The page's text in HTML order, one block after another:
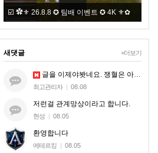
☑️ ✿⚜ 26.8.8 ✪ 팀배 이벤트 ✪ 4K ⚜✿
+더보기
새댓글
글을 이제야봣네요. 쟁혈은 아무혈이나 해드리는게 아니라. 지엠한테 오셔서 본케 5명맞는지 확인받으시는거세요.
최고관리자 | 08.08
저런걸 관계망상이라고 합니다.
현성 | 08.05
환영합니다
에테르킹 | 08.05